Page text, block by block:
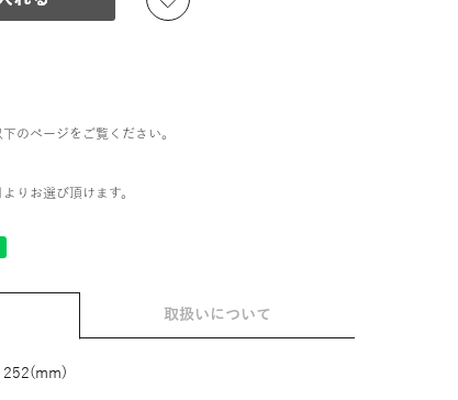
のページをご覧ください。
りお選び頂けます。
取扱いについて